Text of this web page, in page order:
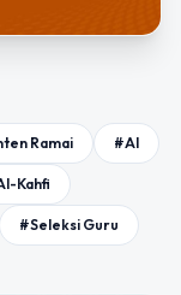
Ramai #AI
Kahfi
#Seleksi Guru